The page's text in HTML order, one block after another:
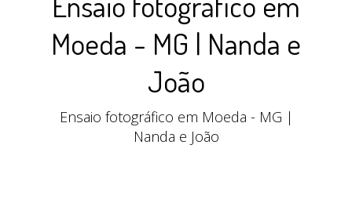
Moeda - MG | Nanda e
João
Ensaio fotográfico em Moeda - MG |
Nanda e João